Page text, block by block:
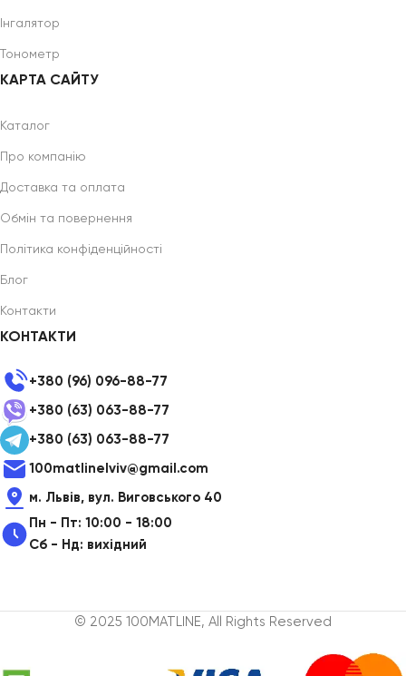
Інгалятор
Тонометр
КАРТА САЙТУ
Каталог
Про компанію
Доставка та оплата
Обмін та повернення
Політика конфіденційності
Блог
Контакти
КОНТАКТИ
+380 (96) 096-88-77
+380 (63) 063-88-77
+380 (63) 063-88-77
100matlinelviv@gmail.com
м. Львів, вул. Виговського 40
Пн - Пт: 10:00 - 18:00
Сб - Нд: вихідний
© 2025 100MATLINE, All Rights Reserved